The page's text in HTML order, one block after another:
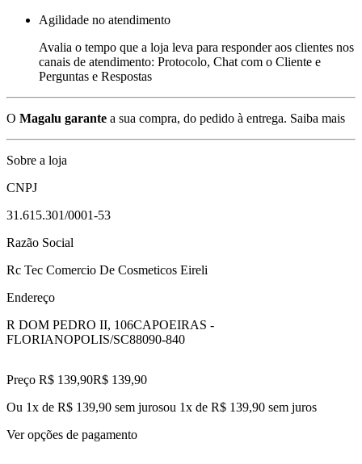
Agilidade no atendimento
Avalia o tempo que a loja leva para responder aos clientes nos
canais de atendimento: Protocolo, Chat com o Cliente e
Perguntas e Respostas
O Magalu garante a sua compra, do pedido à entrega. Saiba mais
Sobre a loja
CNPJ
31.615.301/0001-53
Razão Social
Rc Tec Comercio De Cosmeticos Eireli
Endereço
R DOM PEDRO II, 106CAPOEIRAS -
FLORIANOPOLIS/SC88090-840
Preço R$ 139,90R$ 139,90
Ou 1x de R$ 139,90 sem jurosou 1x de R$ 139,90 sem juros
Ver opções de pagamento